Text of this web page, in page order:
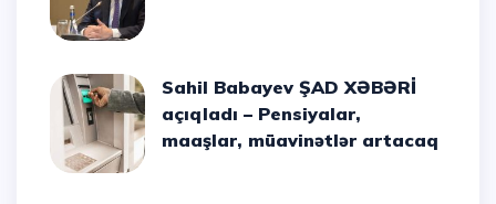
Sahil Babayev ŞAD XƏBƏRİ
açıqladı – Pensiyalar,
maaşlar, müavinətlər artacaq